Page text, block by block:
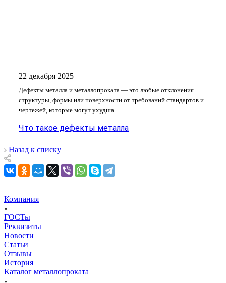
22 декабря 2025
Дефекты металла и металлопроката — это любые отклонения
структуры, формы или поверхности от требований стандартов и
чертежей, которые могут ухудша...
Что такое дефекты металла
Назад к списку
Компания
ГОСТы
Реквизиты
Новости
Статьи
Отзывы
История
Каталог металлопроката